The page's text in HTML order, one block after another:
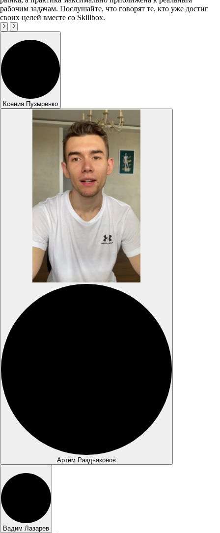
рабочим задачам. Послушайте, что говорят те, кто уже достиг
своих целей вместе со Skillbox.
Ксения Пузыренко
Артём Раздьяконов
Вадим Лазарев